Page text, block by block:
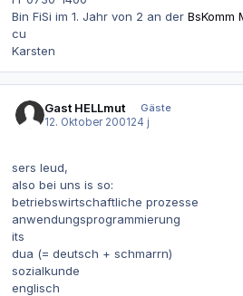
Bin FiSi im 1. Jahr von 2 an der BsKomm
cu
Karsten
Gast HELLmut
Gäste
12. Oktober 2001 24 j
sers leud,
also bei uns is so:
betriebswirtschaftliche prozesse
anwendungsprogrammierung
its
dua (= deutsch + schmarrn)
sozialkunde
englisch